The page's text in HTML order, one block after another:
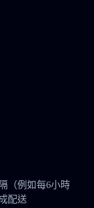
（例如每6小時
配送